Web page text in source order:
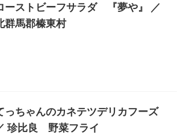
ーストビーフサラダ 『夢や』 ／
群馬郡榛東村
っちゃんのカネテツデリカフーズ
珍比良 野菜フライ